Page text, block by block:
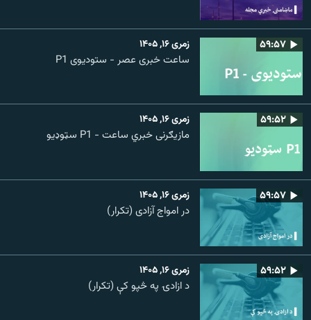
۵۹:۵۷ زمری ۱۶, ۱۴۰۵
ساعت خبری عصر - ستودیوی P1
۵۹:۵۲ زمری ۱۶, ۱۴۰۵
مازیګرنی خبري ساعت - P1 سټوډیو
۵۹:۵۷ زمری ۱۶, ۱۴۰۵
در امواج آزادی (تکرار)
۵۹:۵۲ زمری ۱۶, ۱۴۰۵
د ازادۍ په څپو کې (تکرار)